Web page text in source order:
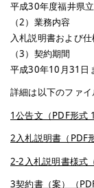
平成30年度福井県
（2）業務内容
入札説明書および
（3）契約期間
平成30年10月31日
詳細は以下のファイ
1公告文（PDF形式
2入札説明書（PDF
2-2入札説明書様式
3契約書（案）（